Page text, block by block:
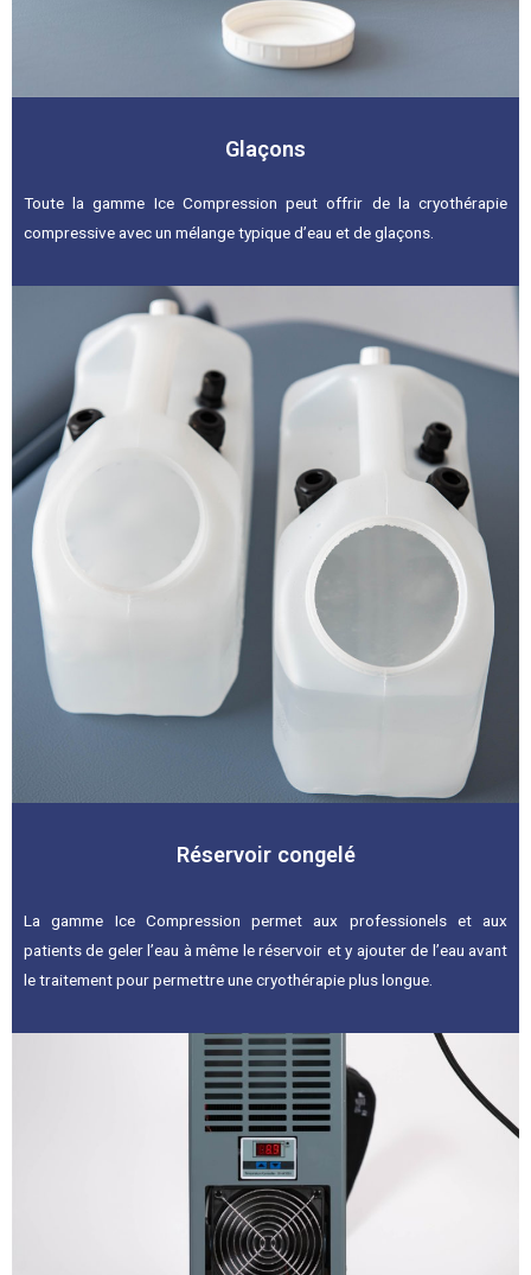
Glaçons
Toute la gamme Ice Compression peut offrir de la cryothérapie
compressive avec un mélange typique d’eau et de glaçons.
Réservoir congelé
La gamme Ice Compression permet aux professionels et aux
patients de geler l’eau à même le réservoir et y ajouter de l’eau avant
le traitement pour permettre une cryothérapie plus longue.